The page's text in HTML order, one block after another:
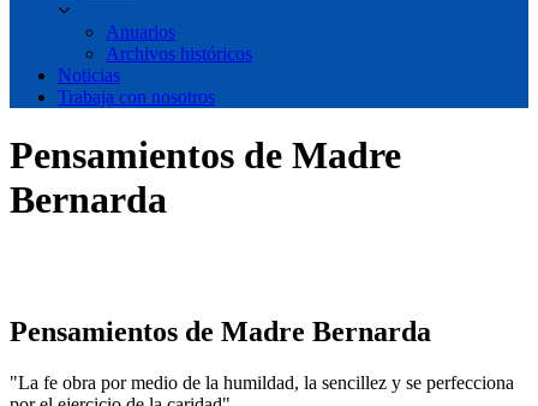
Anuarios
Archivos históricos
Noticias
Trabaja con nosotros
Pensamientos de Madre
Bernarda
Pensamientos de Madre Bernarda
"La fe obra por medio de la humildad, la sencillez y se perfecciona